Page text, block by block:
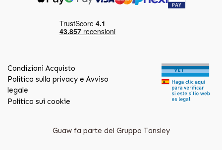
Condizioni Acquisto
Politica sulla privacy e Avviso
legale
Politica sui cookie
Guaw fa parte del Gruppo Tansley